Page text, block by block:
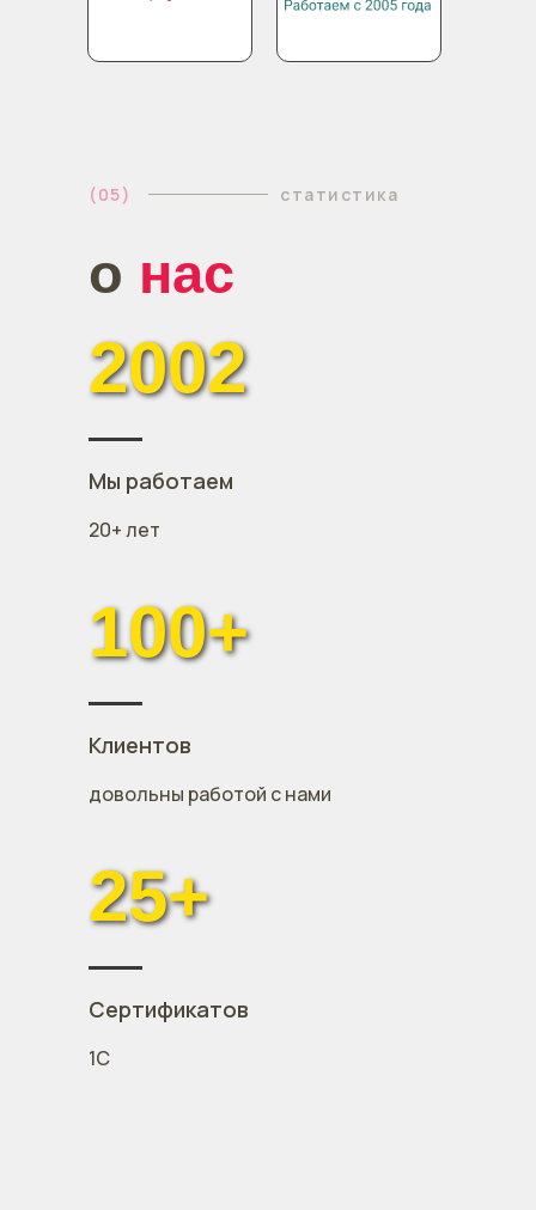
(05) статистика
о нас
2002
Мы работаем
20+ лет
25+
Сертификатов
1С
100+
Клиентов
довольны работой с нами